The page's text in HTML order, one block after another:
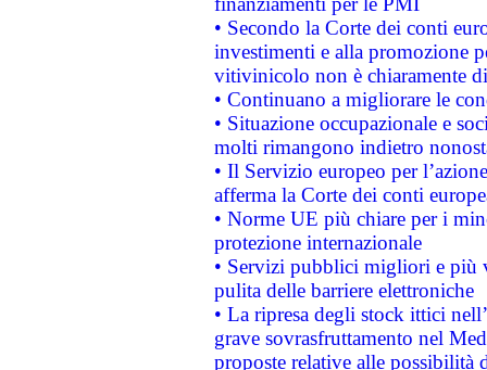
• Secondo la Corte dei conti
investimenti e alla promozione
vitivinicolo non è chiaramente
• Continuano a migliorare le
• Situazione occupazionale e
molti rimangono indietro
• Il Servizio europeo per
afferma la Corte dei conti
• Norme UE più chiare per i
protezione internazionale
• Servizi pubblici migliori e più
pulita delle barriere elettroniche
• La ripresa degli stock ittici
grave sovrasfruttamento nel
proposte relative alle possibilità